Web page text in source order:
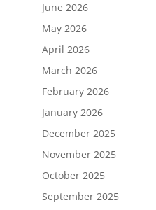
June 2026
May 2026
April 2026
March 2026
February 2026
January 2026
December 2025
November 2025
October 2025
September 2025